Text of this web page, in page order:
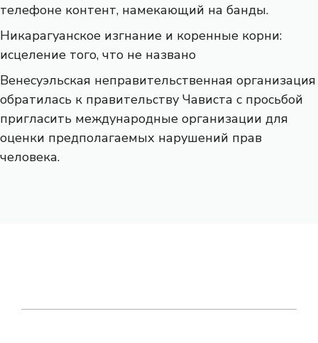
телефоне контент, намекающий на банды.
Никарагуанское изгнание и коренные корни:
исцеление того, что не названо
Венесуэльская неправительственная организация
обратилась к правительству Чависта с просьбой
пригласить международные организации для
оценки предполагаемых нарушений прав
человека.